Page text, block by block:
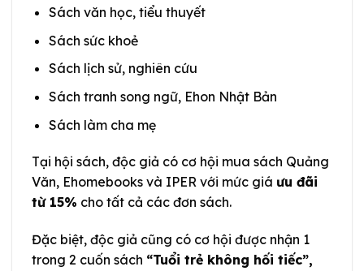
Sách văn học, tiểu thuyết
Sách sức khoẻ
Sách lịch sử, nghiên cứu
Sách tranh song ngữ, Ehon Nhật Bản
Sách làm cha mẹ
Tại hội sách, độc giả có cơ hội mua sách Quảng
Văn, Ehomebooks và IPER với mức giá ưu đãi
từ 15% cho tất cả các đơn sách.
Đặc biệt, độc giả cũng có cơ hội được nhận 1
trong 2 cuốn sách “Tuổi trẻ không hối tiếc”,